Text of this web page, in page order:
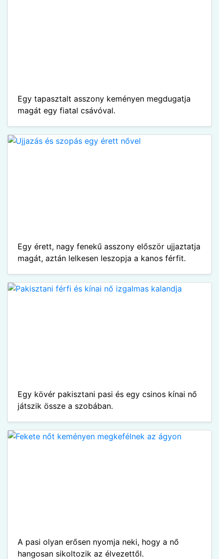
Egy tapasztalt asszony keményen megdugatja
magát egy fiatal csávóval.
Egy érett, nagy fenekű asszony először ujjaztatja
magát, aztán lelkesen leszopja a kanos férfit.
Egy kövér pakisztani pasi és egy csinos kínai nő
játszik össze a szobában.
A pasi olyan erősen nyomja neki, hogy a nő
hangosan sikoltozik az élvezettől.